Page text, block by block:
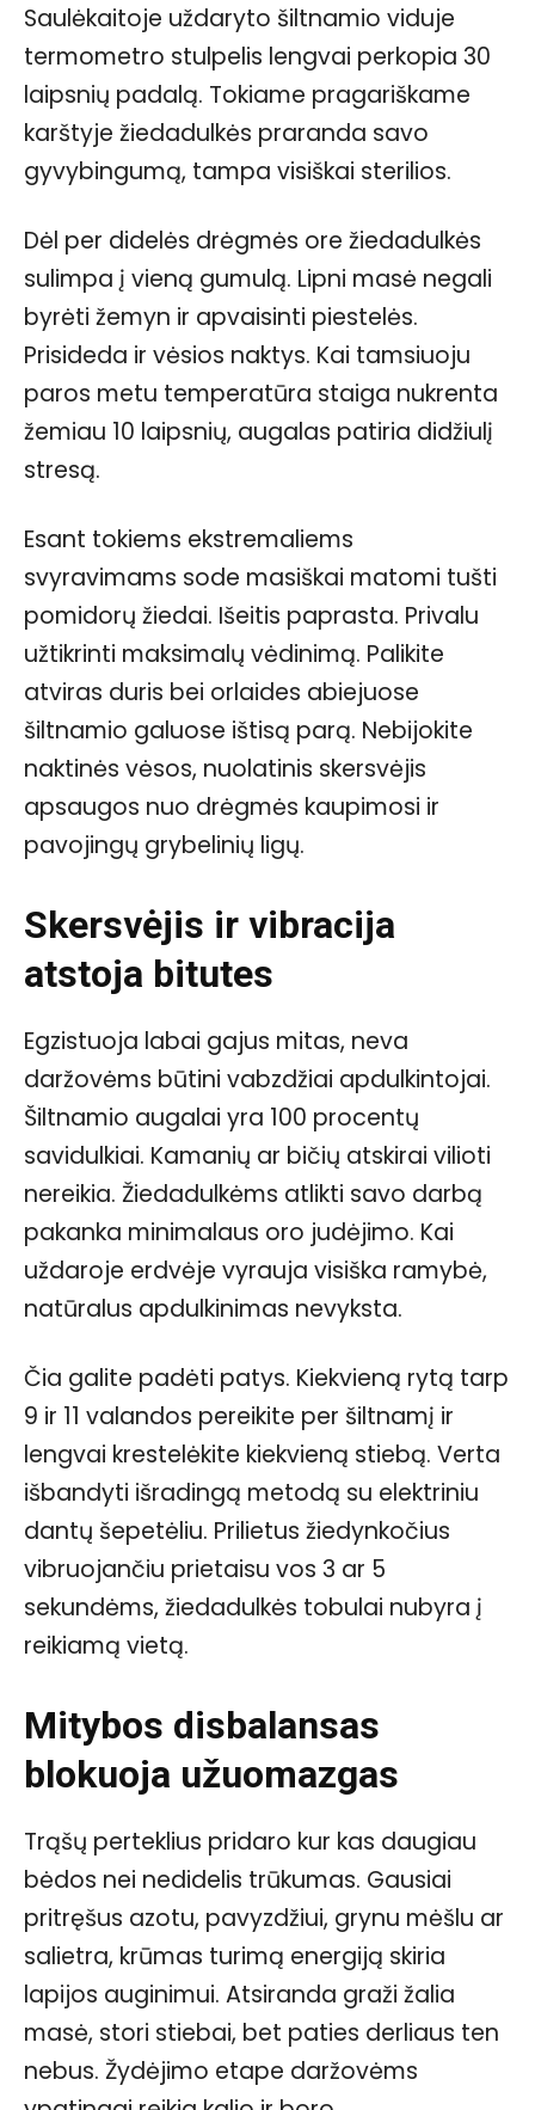
Saulėkaitoje uždaryto šiltnamio viduje
termometro stulpelis lengvai perkopia 30
laipsnių padalą. Tokiame pragariškame
karštyje žiedadulkės praranda savo
gyvybingumą, tampa visiškai sterilios.
Dėl per didelės drėgmės ore žiedadulkės
sulimpa į vieną gumulą. Lipni masė negali
byrėti žemyn ir apvaisinti piestelės.
Prisideda ir vėsios naktys. Kai tamsiuoju
paros metu temperatūra staiga nukrenta
žemiau 10 laipsnių, augalas patiria didžiulį
stresą.
Esant tokiems ekstremaliems
svyravimams sode masiškai matomi tušti
pomidorų žiedai. Išeitis paprasta. Privalu
užtikrinti maksimalų vėdinimą. Palikite
atviras duris bei orlaides abiejuose
šiltnamio galuose ištisą parą. Nebijokite
naktinės vėsos, nuolatinis skersvėjis
apsaugos nuo drėgmės kaupimosi ir
pavojingų grybelinių ligų.
Skersvėjis ir vibracija
atstoja bitutes
Egzistuoja labai gajus mitas, neva
daržovėms būtini vabzdžiai apdulkintojai.
Šiltnamio augalai yra 100 procentų
savidulkiai. Kamanių ar bičių atskirai vilioti
nereikia. Žiedadulkėms atlikti savo darbą
pakanka minimalaus oro judėjimo. Kai
uždaroje erdvėje vyrauja visiška ramybė,
natūralus apdulkinimas nevyksta.
Čia galite padėti patys. Kiekvieną rytą tarp
9 ir 11 valandos pereikite per šiltnamį ir
lengvai krestelėkite kiekvieną stiebą. Verta
išbandyti išradingą metodą su elektriniu
dantų šepetėliu. Prilietus žiedynkočius
vibruojančiu prietaisu vos 3 ar 5
sekundėms, žiedadulkės tobulai nubyra į
reikiamą vietą.
Mitybos disbalansas
blokuoja užuomazgas
Trąšų perteklius pridaro kur kas daugiau
bėdos nei nedidelis trūkumas. Gausiai
pritręšus azotu, pavyzdžiui, grynu mėšlu ar
salietra, krūmas turimą energiją skiria
lapijos auginimui. Atsiranda graži žalia
masė, stori stiebai, bet paties derliaus ten
nebus. Žydėjimo etape daržovėms